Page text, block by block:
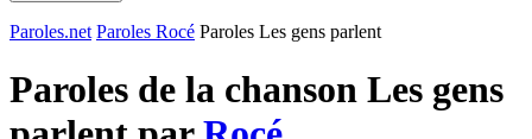
Paroles.net Paroles Rocé Paroles Les gens parlent
Paroles de la chanson Les gens